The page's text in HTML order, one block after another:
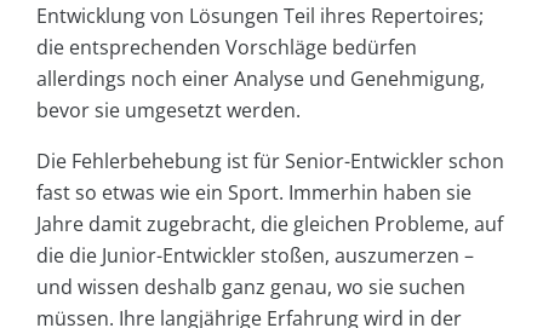
Entwicklung von Lösungen Teil ihres Repertoires;
die entsprechenden Vorschläge bedürfen
allerdings noch einer Analyse und Genehmigung,
bevor sie umgesetzt werden.
Die Fehlerbehebung ist für Senior-Entwickler schon
fast so etwas wie ein Sport. Immerhin haben sie
Jahre damit zugebracht, die gleichen Probleme, auf
die die Junior-Entwickler stoßen, auszumerzen –
und wissen deshalb ganz genau, wo sie suchen
müssen. Ihre langjährige Erfahrung wird in der